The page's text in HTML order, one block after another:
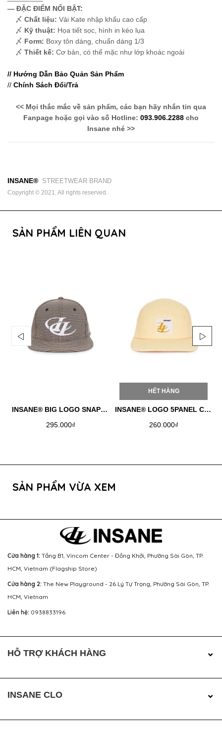
— ĐẶC ĐIỂM NỔI BẬT:
〆 Chất liệu: Vải Kate nhập khẩu cao cấp
〆 Kỹ thuật: Họa tiết sọc, hình in kéo lụa
〆 Form: Boxy tôn dáng, chuẩn dáng 1/3
〆 Thiết kế: Cơ bản, có thể mặc như lớp khoác ngoài
// Hướng Dẫn Bảo Quản Sản Phẩm
// Chính Sách Đổi/Trả
<< Mọi thắc mắc về sản phẩm, các bạn hãy nhắn tin qua
Fanpage hoặc gọi vào số Hotline: 093.906.2288 cho
Insane nhé >>
INSANE® STREETWEAR BRAND
Copyright © 2021. All rights reserved.
SẢN PHẨM LIÊN QUAN
INSANE® BIG LOGO SNAPBACK
295.000₫
HẾT HÀNG
INSANE® LOGO 5PANEL CAP - LEMON CHIFFON
260.000₫
SẢN PHẨM VỪA XEM
Cửa hàng 1: Tầng B1, Vincom Center - Đồng Khởi, Phường Sài Gòn, TP.
HCM, Vietnam (Flagship Store)
Cửa hàng 2: The New Playground - 26 Lý Tự Trọng, Phường Sài Gòn, TP.
HCM, Vietnam
Liên hệ: 0938833196
HỖ TRỢ KHÁCH HÀNG
INSANE CLO